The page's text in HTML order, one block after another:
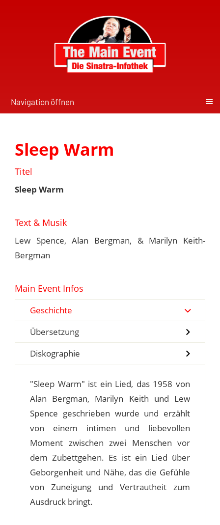
Navigation öffnen
Sleep Warm
Titel
Sleep Warm
Text & Musik
Lew Spence, Alan Bergman, & Marilyn Keith-
Bergman
Main Event Infos
Geschichte
Übersetzung
Diskographie
"Sleep Warm" ist ein Lied, das 1958 von
Alan Bergman, Marilyn Keith und Lew
Spence geschrieben wurde und erzählt
von einem intimen und liebevollen
Moment zwischen zwei Menschen vor
dem Zubettgehen. Es ist ein Lied über
Geborgenheit und Nähe, das die Gefühle
von Zuneigung und Vertrautheit zum
Ausdruck bringt.